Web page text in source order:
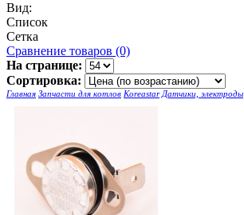
Вид:
Список
Сетка
Сравнение товаров (0)
На странице:
Сортировка:
Главная Запчасти для котлов Koreastar Датчики, электроды